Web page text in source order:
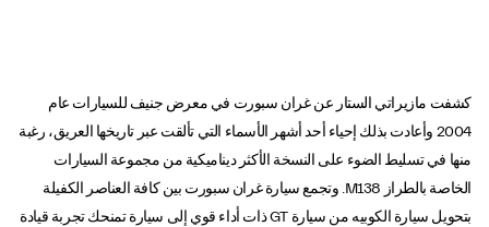
كشفت مازيراتي الستار عن غران سبورت في معرض جنيف للسيارات عام
2004 وأعادت بذلك إحياء أحد أشهر الأسماء التي تألقت عبر تاريخها العريق، رغبة
منها في تسليط الضوء على النسخة الأكثر ديناميكية من مجموعة السيارات
الخاصة بالطراز M138. وتجمع سيارة غران سبورت بين كافة العناصر الكفيلة
بتحويل سيارة الكوبيه من سيارة GT ذات أداء قوي إلى سيارة تمنحك تجربة قيادة